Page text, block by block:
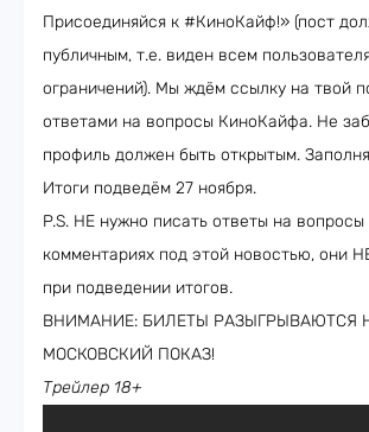
Присоединяйся к #КиноКайф!» (пост
публичным, т.е. виден всем
ограничений). Мы ждём ссылку на твой
ответами на вопросы КиноКайфа. Не
профиль должен быть открытым.
Итоги подведём 27 ноября.
P.S. НЕ нужно писать ответы на вопросы
комментариях под этой новостью, они
при подведении итогов.
ВНИМАНИЕ: БИЛЕТЫ РАЗЫГРЫВАЮТСЯ
МОСКОВСКИЙ ПОКАЗ!
Трейлер 18+